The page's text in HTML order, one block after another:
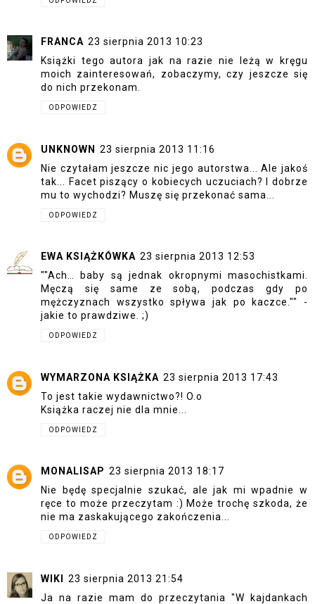
FRANCA 23 sierpnia 2013 10:23
Książki tego autora jak na razie nie leżą w kręgu
moich zainteresowań, zobaczymy, czy jeszcze się
do nich przekonam.
ODPOWIEDZ
UNKNOWN
23 sierpnia 2013 11:16
Nie czytałam jeszcze nic jego autorstwa... Ale jakoś
tak... Facet piszący o kobiecych uczuciach? I dobrze
mu to wychodzi? Muszę się przekonać sama...
ODPOWIEDZ
EWA KSIĄŻKÓWKA 23 sierpnia 2013 12:53
""Ach… baby są jednak okropnymi masochistkami.
Męczą się same ze sobą, podczas gdy po
mężczyznach wszystko spływa jak po kaczce."" -
jakie to prawdziwe. ;)
ODPOWIEDZ
WYMARZONA KSIĄŻKA 23 sierpnia 2013 17:43
To jest takie wydawnictwo?! O.o
Książka raczej nie dla mnie...
ODPOWIEDZ
MONALISAP 23 sierpnia 2013 18:17
Nie będę specjalnie szukać, ale jak mi wpadnie w
ręce to może przeczytam :) Może trochę szkoda, że
nie ma zaskakującego zakończenia...
ODPOWIEDZ
WIKI
23 sierpnia 2013 21:54
Ja na razie mam do przeczytania "W kajdankach